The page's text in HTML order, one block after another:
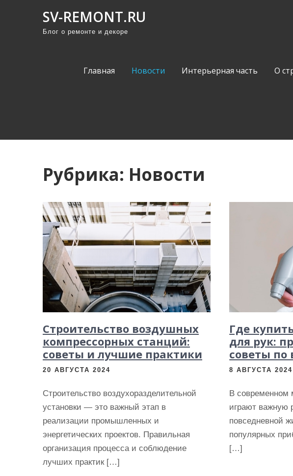
SV-REMONT.RU
Блог о ремонте и декоре
Главная Новости Интерьерная часть О
Рубрика: Новости
Строительство воздушных
компрессорных станций:
советы и лучшие практики
20 АВГУСТА 2024
Строительство воздухоразделительной
установки — это важный этап в
реализации промышленных и
энергетических проектов. Правильная
организация процесса и соблюдение
лучших практик […]
Где
для рук:
советы по
8 АВГУСТА 2024
В современном
играют важную
повседневной
популярных
[…]